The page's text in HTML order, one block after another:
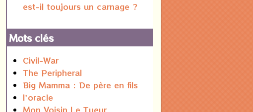
est-il toujours un carnage ?
Mots clés
Civil-War
The Peripheral
Big Mamma : De père en fils
l'oracle